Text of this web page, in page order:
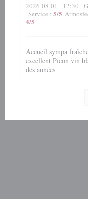
2026-08-01 - 12:30 -
Service : 5/5
4/5
Accueil sympa
excellent Picon vin
des années